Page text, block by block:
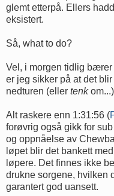
glemt etterpå. Ellers
eksistert.
Så, what to do?
Vel, i morgen tidlig
er jeg sikker på at det
nedturen (eller tenk
Alt raskere enn 1:31:56 (
forøvrig også gikk for
og oppnåelse av
løpet blir det bankett
løpere. Det finnes ikke
drukne sorgene, hvilken
garantert god uansett.